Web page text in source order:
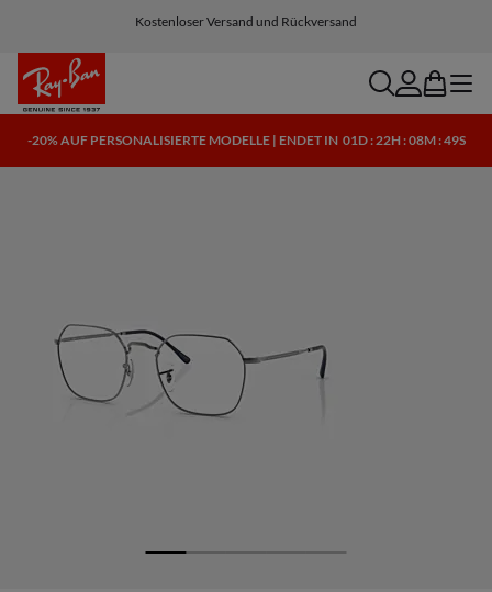
Kostenloser Versand und Rückversand
searchaccount
bag menu
-20% AUF PERSONALISIERTE MODELLE | ENDET IN 01D : 22H : 08M : 49S